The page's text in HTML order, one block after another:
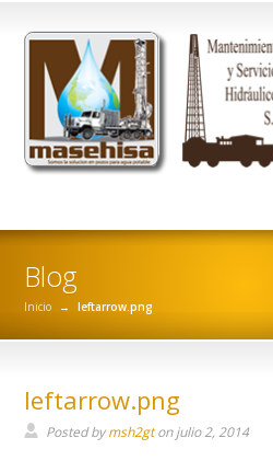
Blog
Inicio → leftarrow.png
leftarrow.png
Posted bymsh2gtonjulio 2, 2014